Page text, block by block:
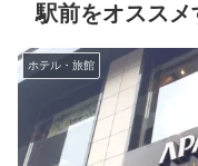
駅前をオススメ
ホテル・旅館